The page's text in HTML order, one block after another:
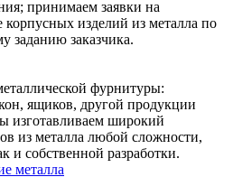
принимаем заявки на
корпусных изделий из металла по
заданию заказчика.
фурнитуры:
ящиков, другой продукции
изготавливаем широкий
из металла любой сложности,
и собственной разработки.